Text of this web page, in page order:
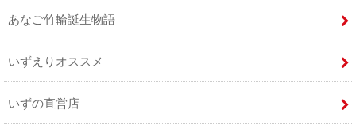
あなご竹輪誕生物語
いずえりオススメ
いずの直営店